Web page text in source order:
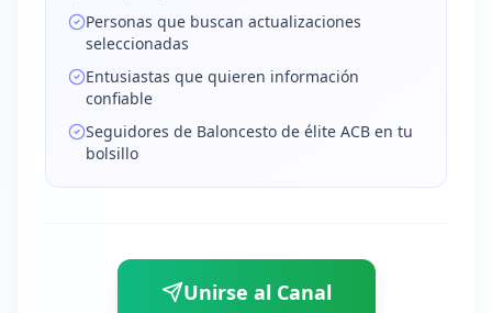
Personas que buscan actualizaciones
seleccionadas
Entusiastas que quieren información
confiable
Seguidores de Baloncesto de élite ACB en tu
bolsillo
Unirse al Canal